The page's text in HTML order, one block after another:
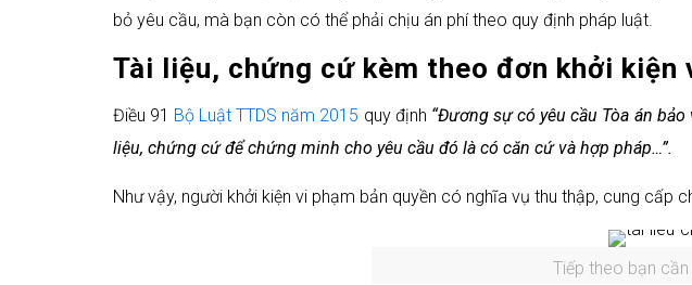
bỏ yêu cầu, mà bạn còn có thể phải chịu án phí theo quy định pháp luật.
Tài liệu, chứng cứ kèm theo đơn khởi kiện
Điều 91 Bộ Luật TTDS năm 2015 quy định “Đương sự có yêu cầu Tòa án
liệu, chứng cứ để chứng minh cho yêu cầu đó là có căn cứ và hợp pháp…”.
Như vậy, người khởi kiện vi phạm bản quyền có nghĩa vụ thu thập, cung
Tiếp theo bạn